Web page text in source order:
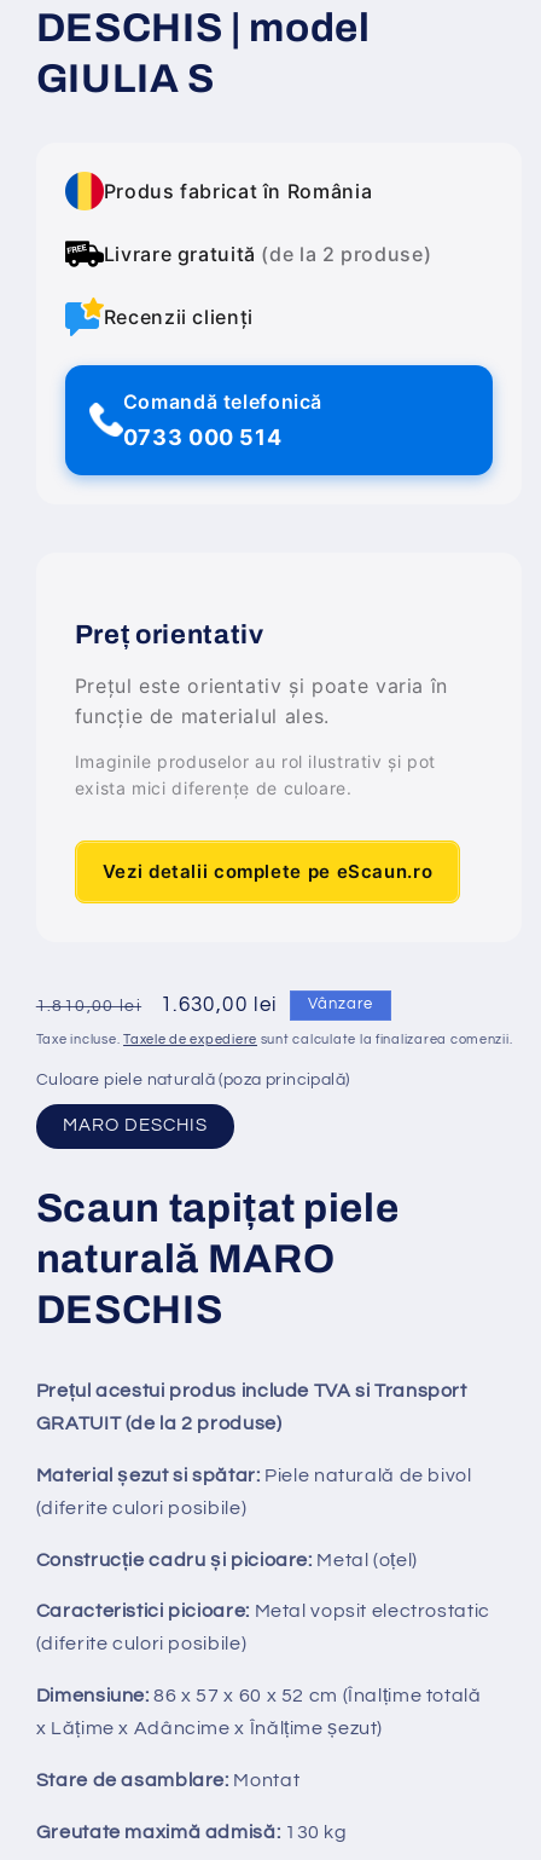
DESCHIS | model
GIULIA S
Produs fabricat în România
Livrare gratuită (de la 2 produse)
Recenzii clienți
Comandă telefonică
0733 000 514
Preț orientativ
Prețul este orientativ și poate varia în
funcție de materialul ales.
Imaginile produselor au rol ilustrativ și pot
exista mici diferențe de culoare.
Vezi detalii complete pe eScaun.ro
Preț
obișnuit
1.810,00 lei
Preț
redus
1.630,00 lei Vânzare
Taxe incluse.Taxele de expediere sunt calculate la finalizarea comenzii.
Culoare piele naturală (poza principală)
MARO DESCHIS
Scaun tapițat piele
naturală MARO
DESCHIS
Prețul acestui produs include TVA si Transport
GRATUIT (de la 2 produse)
Material șezut si spătar: Piele naturală de bivol
(diferite culori posibile)
Construcție cadru și picioare: Metal (oțel)
Caracteristici picioare: Metal vopsit electrostatic
(diferite culori posibile)
Dimensiune: 86 x 57 x 60 x 52 cm (Înalțime totală
x Lățime x Adâncime x Înălțime șezut)
Stare de asamblare: Montat
Greutate maximă admisă: 130 kg